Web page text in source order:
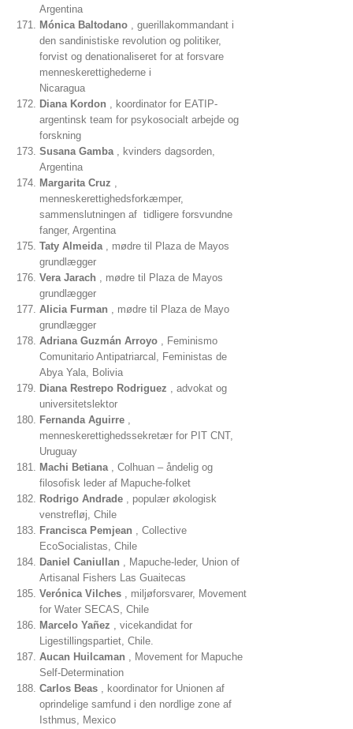
Argentina
Mónica Baltodano , guerillakommandant i
den sandinistiske revolution og politiker,
forvist og denationaliseret for at forsvare
menneskerettighederne i
Nicaragua
Diana Kordon , koordinator for EATIP-
argentinsk team for psykosocialt arbejde og
forskning
Susana Gamba, kvinders dagsorden,
Argentina
Margarita Cruz ,
menneskerettighedsforkæmper,
sammenslutningen af ​​ tidligere forsvundne
fanger, Argentina
Taty Almeida, mødre til Plaza de Mayos
grundlægger
Vera Jarach , mødre til Plaza de Mayos
grundlægger
Alicia Furman , mødre til Plaza de Mayo
grundlægger
Adriana Guzmán Arroyo , Feminismo
Comunitario Antipatriarcal, Feministas de
Abya Yala, Bolivia
Diana Restrepo Rodriguez , advokat og
universitetslektor
Fernanda Aguirre ,
menneskerettighedssekretær for PIT CNT,
Uruguay
Machi Betiana, Colhuan – åndelig og
filosofisk leder af Mapuche-folket
Rodrigo Andrade , populær økologisk
venstrefløj, Chile
Francisca Pemjean , Collective
EcoSocialistas, Chile
Daniel Caniullan , Mapuche-leder, Union of
Artisanal Fishers Las Guaitecas
Verónica Vilches , miljøforsvarer, Movement
for Water SECAS, Chile
Marcelo Yañez , vicekandidat for
Ligestillingspartiet, Chile.
Aucan Huilcaman , Movement for Mapuche
Self-Determination
Carlos Beas , koordinator for Unionen af ​​
oprindelige samfund i den nordlige zone af
Isthmus, Mexico